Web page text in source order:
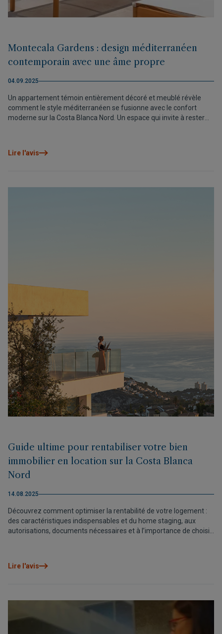
Montecala Gardens : design méditerranéen
contemporain avec une âme propre
04.09.2025
Un appartement témoin entièrement décoré et meublé révèle
comment le style méditerranéen se fusionne avec le confort
moderne sur la Costa Blanca Nord. Un espace qui invite à rester
Lire l'avis
Guide ultime pour rentabiliser votre bien
immobilier en location sur la Costa Blanca
Nord
14.08.2025
Découvrez comment optimiser la rentabilité de votre logement :
des caractéristiques indispensables et du home staging, aux
autorisations, documents nécessaires et à l’importance de choisir
Lire l'avis